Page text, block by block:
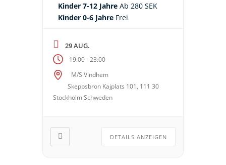
Kinder 7-12 Jahre Ab 280 SEK
Kinder 0-6 Jahre Frei
29 AUG.
19:00- 23:00
M/S Vindhem
Skeppsbron Kajplats 101, 111 30
Stockholm Schweden
DETAILS ANZEIGEN